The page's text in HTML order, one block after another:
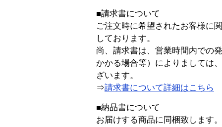
■請求書について
ご注文時に希望されたお客様に
しております。
尚、請求書は、営業時間内での
かかる場合等）によりましては
ざいます。
⇒請求書について詳細はこちら
■納品書について
お届けする商品に同梱致します。